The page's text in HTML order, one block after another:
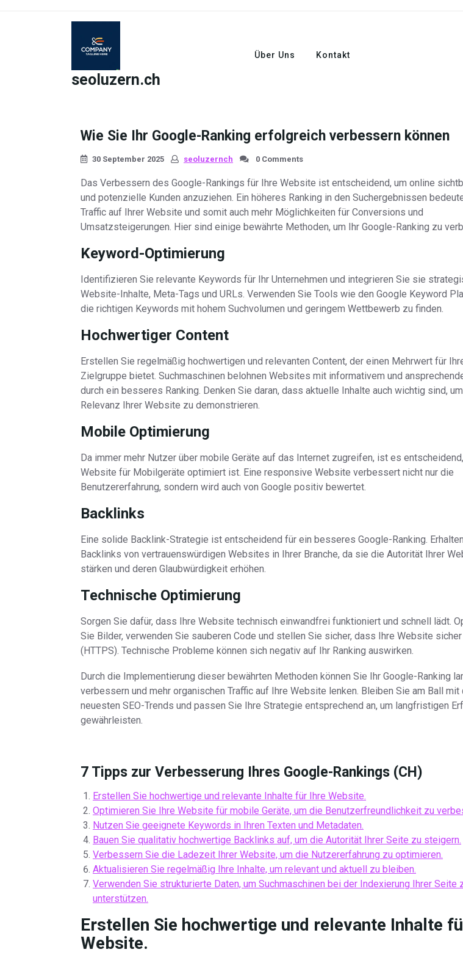
seoluzern.ch
Über Uns Kontakt
Wie Sie Ihr Google-Ranking erfolgreich verbessern können
30 September 2025 seoluzernch 0 Comments
Das Verbessern des Google-Rankings für Ihre Website ist entscheidend, um online
und potenzielle Kunden anzuziehen. Ein höheres Ranking in den Suchergebnissen
Traffic auf Ihrer Website und somit auch mehr Möglichkeiten für Conversions und
Umsatzsteigerungen. Hier sind einige bewährte Methoden, um Ihr Google-Ranking zu
Keyword-Optimierung
Identifizieren Sie relevante Keywords für Ihr Unternehmen und integrieren Sie sie
Website-Inhalte, Meta-Tags und URLs. Verwenden Sie Tools wie den Google Keyword
die richtigen Keywords mit hohem Suchvolumen und geringem Wettbewerb zu finden.
Hochwertiger Content
Erstellen Sie regelmäßig hochwertigen und relevanten Content, der einen Mehrwert für
Zielgruppe bietet. Suchmaschinen belohnen Websites mit informativem und
durch ein besseres Ranking. Denken Sie daran, dass aktuelle Inhalte auch wichtig sind,
Relevanz Ihrer Website zu demonstrieren.
Mobile Optimierung
Da immer mehr Nutzer über mobile Geräte auf das Internet zugreifen, ist es
Website für Mobilgeräte optimiert ist. Eine responsive Website verbessert nicht nur die
Benutzererfahrung, sondern wird auch von Google positiv bewertet.
Backlinks
Eine solide Backlink-Strategie ist entscheidend für ein besseres Google-Ranking.
Backlinks von vertrauenswürdigen Websites in Ihrer Branche, da sie die Autorität Ihrer
stärken und deren Glaubwürdigkeit erhöhen.
Technische Optimierung
Sorgen Sie dafür, dass Ihre Website technisch einwandfrei funktioniert und schnell lädt.
Sie Bilder, verwenden Sie sauberen Code und stellen Sie sicher, dass Ihre Website
(HTTPS). Technische Probleme können sich negativ auf Ihr Ranking auswirken.
Durch die Implementierung dieser bewährten Methoden können Sie Ihr Google-Ranking
verbessern und mehr organischen Traffic auf Ihre Website lenken. Bleiben Sie am Ball mit
neuesten SEO-Trends und passen Sie Ihre Strategie entsprechend an, um langfristigen
gewährleisten.
7 Tipps zur Verbesserung Ihres Google-Rankings (CH)
Erstellen Sie hochwertige und relevante Inhalte für Ihre Website.
Optimieren Sie Ihre Website für mobile Geräte, um die Benutzerfreundlichkeit zu
Nutzen Sie geeignete Keywords in Ihren Texten und Metadaten.
Bauen Sie qualitativ hochwertige Backlinks auf, um die Autorität Ihrer Seite zu steigern.
Verbessern Sie die Ladezeit Ihrer Website, um die Nutzererfahrung zu optimieren.
Aktualisieren Sie regelmäßig Ihre Inhalte, um relevant und aktuell zu bleiben.
Verwenden Sie strukturierte Daten, um Suchmaschinen bei der Indexierung Ihrer Seite
unterstützen.
Erstellen Sie hochwertige und relevante Inhalte
Website.